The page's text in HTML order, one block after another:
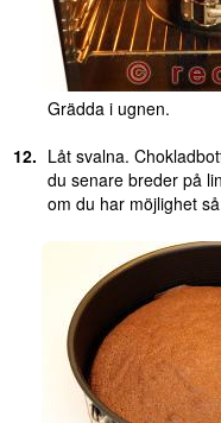
Grädda i ugnen.
Låt svalna.
du senare breder på
om du har möjlighet